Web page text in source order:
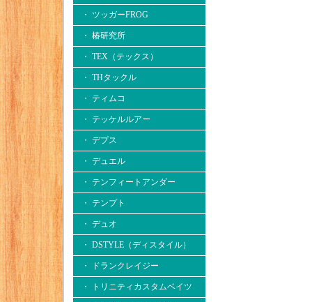
・ ツッガーFROG
・ 椿研究所
・ TEX（テックス）
・ THタックル
・ ティムコ
・ テッケルルアー
・ デプス
・ デュエル
・ テンフィートアンダー
・ テンプト
・ デュオ
・ DSTYLE（ディスタイル）
・ ドランクレイジー
・ トリニティカスタムベイツ